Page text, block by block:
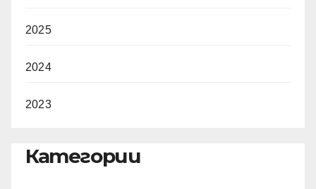
2025
2024
2023
Категории